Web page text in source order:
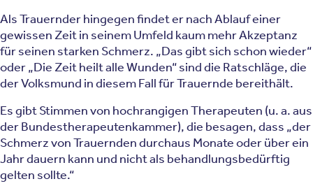
Als Trauernder hingegen findet er nach Ablauf einer
gewissen Zeit in seinem Umfeld kaum mehr Akzeptanz
für seinen starken Schmerz. „Das gibt sich schon wieder“
oder „Die Zeit heilt alle Wunden“ sind die Ratschläge, die
der Volksmund in diesem Fall für Trauernde bereithält.
Es gibt Stimmen von hochrangigen Therapeuten (u. a. aus
der Bundestherapeutenkammer), die besagen, dass „der
Schmerz von Trauernden durchaus Monate oder über ein
Jahr dauern kann und nicht als behandlungsbedürftig
gelten sollte.“